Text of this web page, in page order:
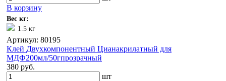
В корзину
Вес кг:
1.5 кг
Артикул: 80195
Клей Двухкомпонентный Цианакрилатный для
МДФ200мл/50гпрозрачный
380 руб.
шт